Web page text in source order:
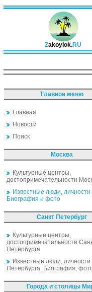
Zakoylok.RU
Главное меню
Главная
Новости
Поиск
Москва
Культурные центры,
достопримечательности
Известные люди,
Биография и фото
Санкт Петербург
Культурные центры,
достопримечательности
Петербурга
Известные люди, личности
Петербурга. Биография,
Города и столицы